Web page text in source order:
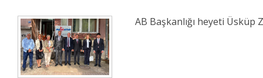
AB Başkanlığı heyeti Üsküp